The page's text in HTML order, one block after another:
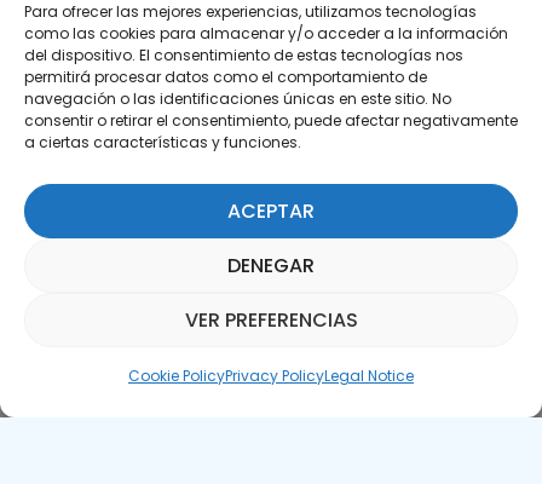
Para ofrecer las mejores experiencias, utilizamos tecnologías
como las cookies para almacenar y/o acceder a la información
del dispositivo. El consentimiento de estas tecnologías nos
permitirá procesar datos como el comportamiento de
navegación o las identificaciones únicas en este sitio. No
consentir o retirar el consentimiento, puede afectar negativamente
a ciertas características y funciones.
ACEPTAR
DENEGAR
VER PREFERENCIAS
Cookie PolicyPrivacy PolicyLegal Notice
Subscribe to our Newsletter
SUBSCRIBE HERE